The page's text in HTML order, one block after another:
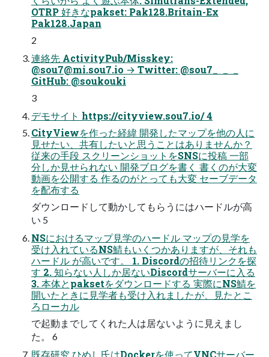
OTRP 好きなpakset: Pak128.Britain-Ex
Pak128.Japan
2
連絡先 ActivityPub/Misskey:
@sou7@mi.sou7.io → Twitter: @sou7_ _ _
GitHub: @soukouki
3
デモサイト https://cityview.sou7.io/ 4
CityViewを作った経緯 開発したマップを他の人に
見せたい、共有したいと思うことはありませんか？
従来の手段 スクリーンショットをSNSに投稿 一部
分しか見せられない 開発ブログを書く 書くのが大変
動画を公開する 作るのがとっても大変 セーブデータ
を配布する
ダウンロードして動かしてもらうにはハードルが高
い 5
NSにおけるマップ見学のハードル マップの見学を
受け入れているNS鯖もいくつかありますが、それも
ハードル が高いです。 1. Discordの招待リンクを探
す 2. 知らない人しか居ないDiscordサーバーに入る
3. 本体とpaksetをダウンロードする 実際にNS鯖を
開いたときに見学者も受け入れましたが、見たとこ
ろローカル
で起動までしてくれた人は居ないように見えまし
た。 6
既存研究 ひめし氏はDockerを使ってVNCサーバー